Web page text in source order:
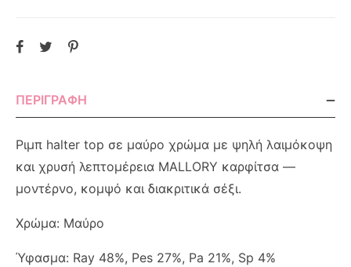
ΠΕΡΙΓΡΑΦΉ
Ριμπ halter top σε μαύρο χρώμα με ψηλή λαιμόκοψη
και χρυσή λεπτομέρεια MALLORY καρφίτσα —
μοντέρνο, κομψό και διακριτικά σέξι.
Χρώμα: Μαύρο
Ύφασμα: Ray 48%, Pes 27%, Pa 21%, Sp 4%